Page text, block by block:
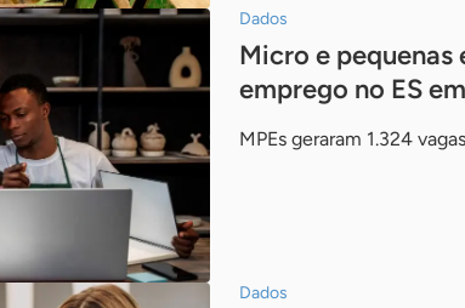
Dados
Micro e pequenas
emprego no ES
MPEs geraram 1.324
Dados